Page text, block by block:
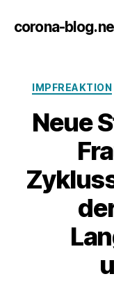
corona-
IMPFREAKTION
Neue